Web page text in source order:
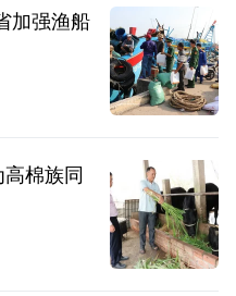
加强渔船
棉族同